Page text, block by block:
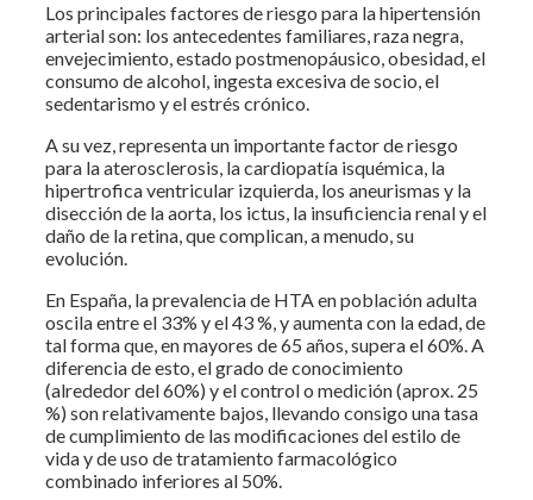
Los principales factores de riesgo para la hipertensión
arterial son: los antecedentes familiares, raza negra,
envejecimiento, estado postmenopáusico, obesidad, el
consumo de alcohol, ingesta excesiva de socio, el
sedentarismo y el estrés crónico.
A su vez, representa un importante factor de riesgo
para la aterosclerosis, la cardiopatía isquémica, la
hipertrofica ventricular izquierda, los aneurismas y la
disección de la aorta, los ictus, la insuficiencia renal y el
daño de la retina, que complican, a menudo, su
evolución.
En España, la prevalencia de HTA en población adulta
oscila entre el 33% y el 43 %, y aumenta con la edad, de
tal forma que, en mayores de 65 años, supera el 60%. A
diferencia de esto, el grado de conocimiento
(alrededor del 60%) y el control o medición (aprox. 25
%) son relativamente bajos, llevando consigo una tasa
de cumplimiento de las modificaciones del estilo de
vida y de uso de tratamiento farmacológico
combinado inferiores al 50%.